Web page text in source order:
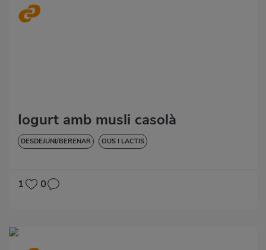
Iogurt amb musli casolà
DESDEJUNI/BERENAR OUS I LACTIS
1 0